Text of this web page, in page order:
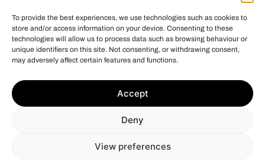
To provide the best experiences, we use technologies such as cookies to
store and/or access information on your device. Consenting to these
technologies will allow us to process data such as browsing behaviour or
unique identifiers on this site. Not consenting, or withdrawing consent,
may adversely affect certain features and functions.
Accept
Deny
View preferences
objetivo é o reforço do crescimento sustentável e a competitividade
das PME, e graças ao qual pôs em marcha um Plano de Ação com o
digital, da promoção online e do comércio eletrónico em mercados
#EuropaSeSiente”